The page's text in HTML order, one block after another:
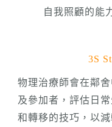
自我照顧的能
3S
物理治療師會在鄰
及參加者，評估日
和轉移的技巧，以